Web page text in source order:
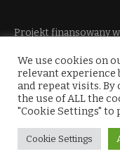
Projekt finansowany
więcej informacji
We use cookies on
relevant experience
and repeat visits. By
the use of ALL the
"Cookie Settings" to
Cookie Settings